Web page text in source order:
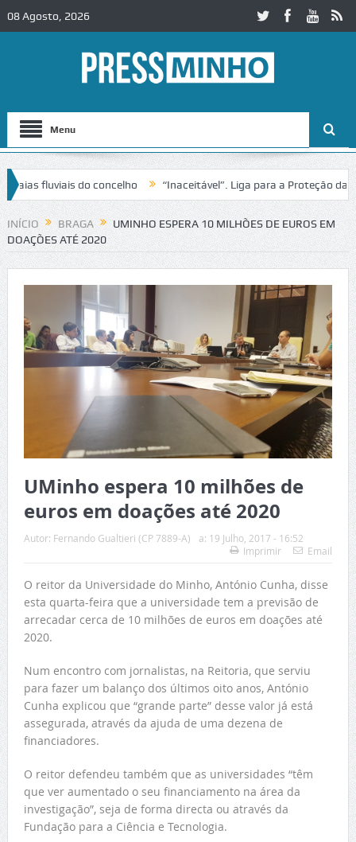
08 Agosto, 2026
Menu
fluviais do concelho “Inaceitável”. Liga para a Proteção da
INÍCIO BRAGA
UMINHO ESPERA 10 MILHÕES DE EUROS EM
DOAÇÕES ATÉ 2020
UMinho espera 10 milhões de
euros em doações até 2020
Autor: Fernando Gualtieri (CP 7889-A) a: 19 Julho, 2017 - 16:52
Imprimir
Email
O reitor da Universidade do Minho, António Cunha, disse
esta quarta-feira que a universidade tem a previsão de
arrecadar cerca de 10 milhões de euros em doações até
2020.
Num encontro com jornalistas, na Reitoria, que serviu
para fazer um balanço dos últimos oito anos, António
Cunha explicou que “grande parte” desse valor já está
assegurada, através da ajuda de uma dezena de
financiadores.
O reitor defendeu também que as universidades “têm
que ver aumentado o seu financiamento na área da
investigação”, seja de forma directa ou através da
Fundação para a Ciência e Tecnologia.